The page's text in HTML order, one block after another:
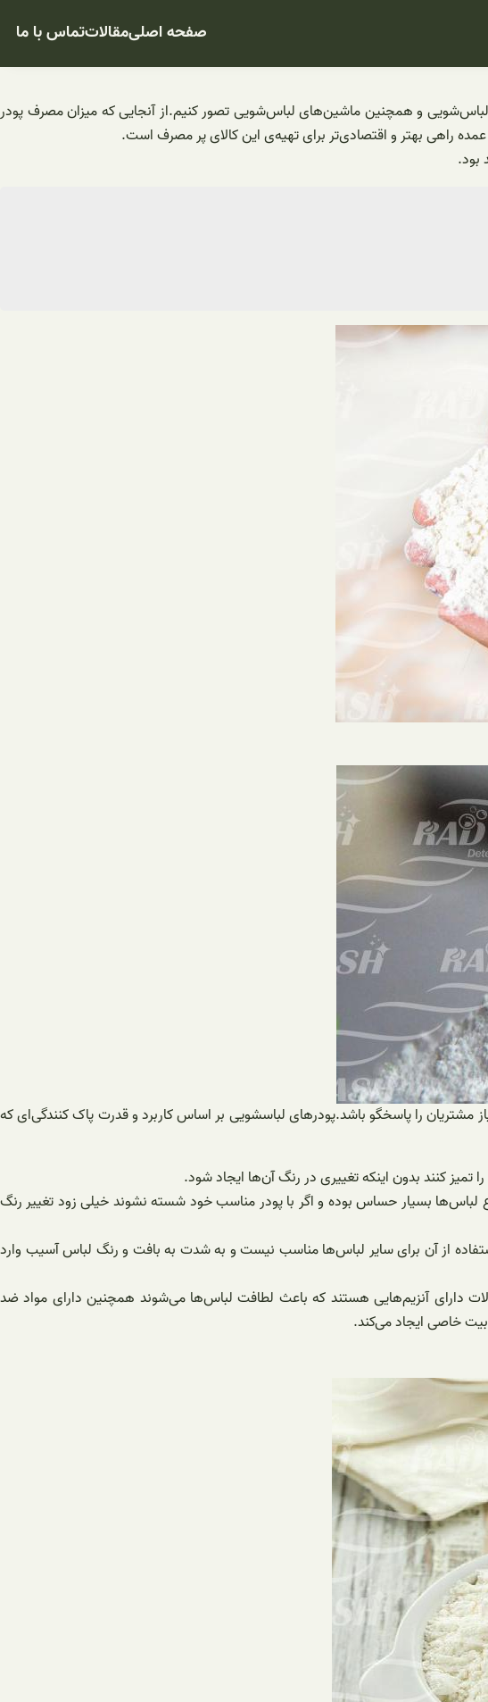
صفحه اصلیمقالاتتماس با ما
و همچنین ماشین‌های لباس‌شویی تصور کنیم.از آنجایی که میزان مصرف پودر
راهی بهتر و اقتصادی‌تر برای تهیه‌ی این کالای پر مصرف است.
بود.
مشتریان را پاسخگو باشد.پودرهای لباسشویی بر اساس کاربرد و قدرت پاک کنندگی‌ای که
کنند بدون اینکه تغییری در رنگ آن‌ها ایجاد شود.
بسیار حساس بوده و اگر با پودر مناسب خود شسته نشوند خیلی زود تغییر رنگ
از آن برای سایر لباس‌ها مناسب نیست و به شدت به بافت و رنگ لباس آسیب وارد
آنزیم‌هایی هستند که باعث لطافت لباس‌ها می‌شوند همچنین دارای مواد ضد
خاصی ایجاد می‌کند.